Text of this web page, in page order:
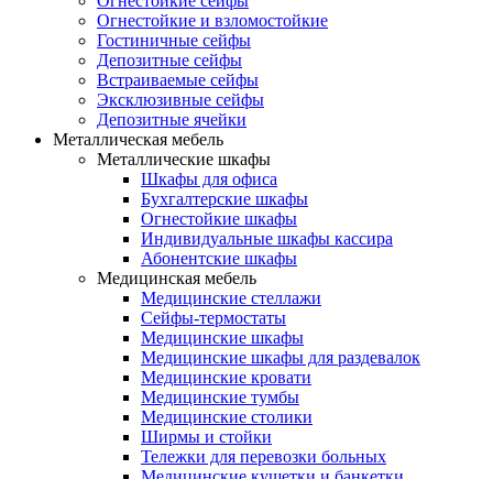
Огнестойкие и взломостойкие
Гостиничные сейфы
Депозитные сейфы
Встраиваемые сейфы
Эксклюзивные сейфы
Депозитные ячейки
Металлическая мебель
Металлические шкафы
Шкафы для офиса
Бухгалтерские шкафы
Огнестойкие шкафы
Индивидуальные шкафы кассира
Абонентские шкафы
Медицинская мебель
Медицинские стеллажи
Сейфы-термостаты
Медицинские шкафы
Медицинские шкафы для раздевалок
Медицинские кровати
Медицинские тумбы
Медицинские столики
Ширмы и стойки
Тележки для перевозки больных